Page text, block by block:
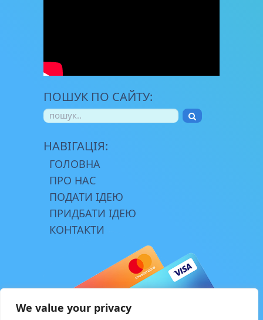
We value your privacy
ПОШУК ПО САЙТУ:
НАВІГАЦІЯ:
ГОЛОВНА
ПРО НАС
ПОДАТИ ІДЕЮ
ПРИДБАТИ ІДЕЮ
КОНТАКТИ